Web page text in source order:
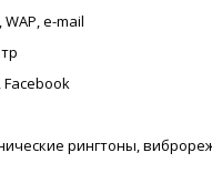
WAP, e-mail
Facebook
рингтоны,